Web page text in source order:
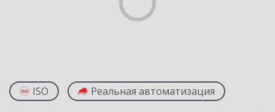
ISO Реальная автоматизация